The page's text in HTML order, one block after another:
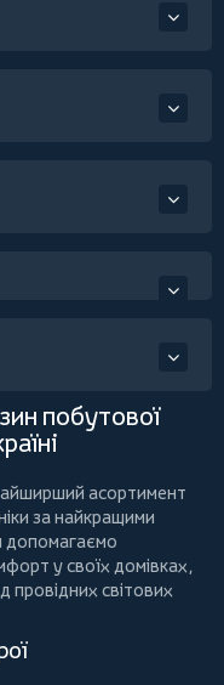
побутової
асортимент
за найкращими
допомагаємо
у своїх домівках,
провідних світових